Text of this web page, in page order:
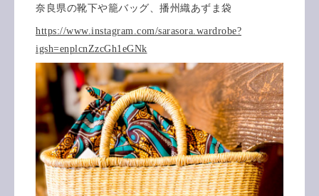
奈良県の靴下や籠バッグ、播州織あずま袋
https://www.instagram.com/sarasora.wardrobe?
igsh=enplcnZzcGh1eGNk